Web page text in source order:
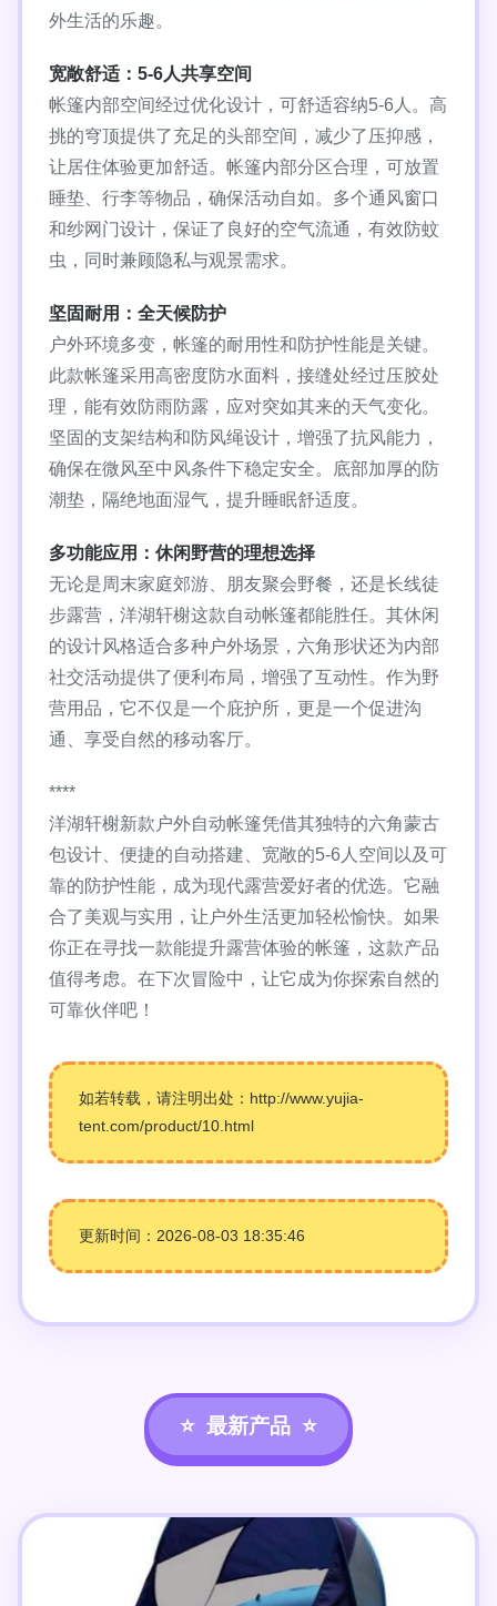
外生活的乐趣。
宽敞舒适：5-6人共享空间
帐篷内部空间经过优化设计，可舒适容纳5-6人。高
挑的穹顶提供了充足的头部空间，减少了压抑感，
让居住体验更加舒适。帐篷内部分区合理，可放置
睡垫、行李等物品，确保活动自如。多个通风窗口
和纱网门设计，保证了良好的空气流通，有效防蚊
虫，同时兼顾隐私与观景需求。
坚固耐用：全天候防护
户外环境多变，帐篷的耐用性和防护性能是关键。
此款帐篷采用高密度防水面料，接缝处经过压胶处
理，能有效防雨防露，应对突如其来的天气变化。
坚固的支架结构和防风绳设计，增强了抗风能力，
确保在微风至中风条件下稳定安全。底部加厚的防
潮垫，隔绝地面湿气，提升睡眠舒适度。
多功能应用：休闲野营的理想选择
无论是周末家庭郊游、朋友聚会野餐，还是长线徒
步露营，洋湖轩榭这款自动帐篷都能胜任。其休闲
的设计风格适合多种户外场景，六角形状还为内部
社交活动提供了便利布局，增强了互动性。作为野
营用品，它不仅是一个庇护所，更是一个促进沟
通、享受自然的移动客厅。
****
洋湖轩榭新款户外自动帐篷凭借其独特的六角蒙古
包设计、便捷的自动搭建、宽敞的5-6人空间以及可
靠的防护性能，成为现代露营爱好者的优选。它融
合了美观与实用，让户外生活更加轻松愉快。如果
你正在寻找一款能提升露营体验的帐篷，这款产品
值得考虑。在下次冒险中，让它成为你探索自然的
可靠伙伴吧！
如若转载，请注明出处：http://www.yujia-
tent.com/product/10.html
更新时间：2026-08-03 18:35:46
最新产品